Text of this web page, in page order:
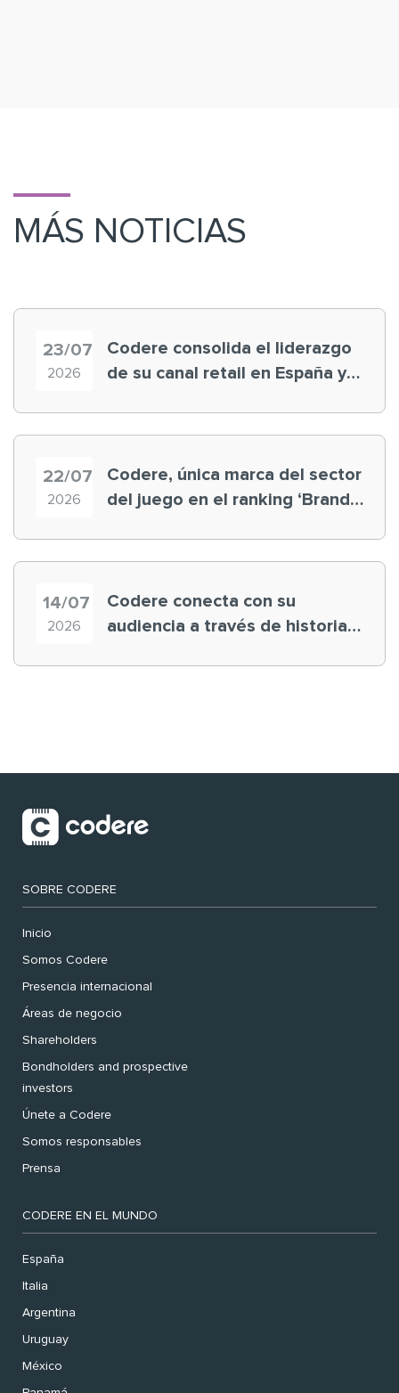
MÁS NOTICIAS
23/07
2026
Codere consolida el liderazgo
de su canal retail en España y
22/07
2026
Codere, única marca del sector
del juego en el ranking ‘Brand
14/07
2026
Codere conecta con su
audiencia a través de historias
SOBRE CODERE
Inicio
Somos Codere
Presencia internacional
Áreas de negocio
Shareholders
Bondholders and prospective
investors
Únete a Codere
Somos responsables
Prensa
CODERE EN EL MUNDO
España
Italia
Argentina
Uruguay
México